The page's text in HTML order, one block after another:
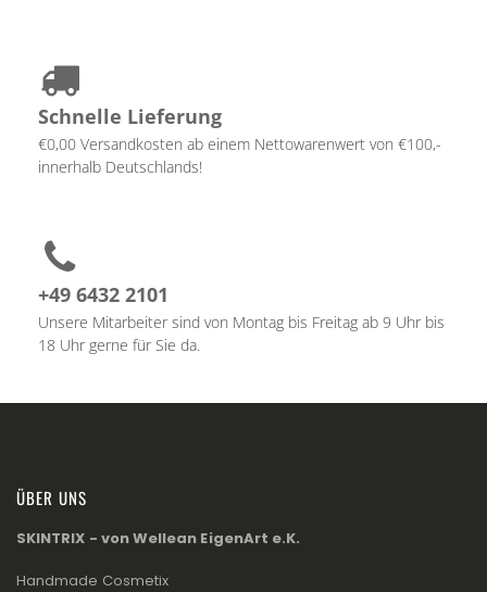
Schnelle Lieferung
€0,00 Versandkosten ab einem Nettowarenwert von €100,-
innerhalb Deutschlands!
+49 6432 2101
Unsere Mitarbeiter sind von Montag bis Freitag ab 9 Uhr bis
18 Uhr gerne für Sie da.
ÜBER UNS
SKINTRIX - von Wellean EigenArt e.K.
Handmade Cosmetix